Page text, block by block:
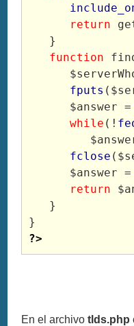
return
   }
function
fputs
      $answer =
while (!
fclose
      $answer =
return
   }
}
?>
En el archivotlds.php